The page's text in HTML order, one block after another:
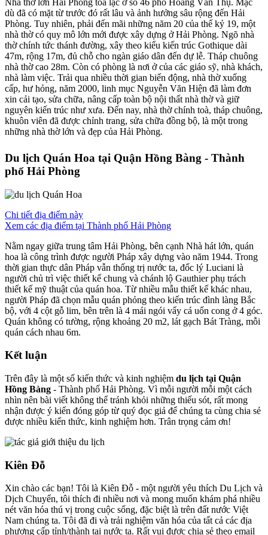
Nhà thờ lớn Hải Phòng toà lạc ở số 46 phố Hoàng Văn Thụ. Mặc
dù đã có mặt từ trước đó rất lâu và ảnh hưởng sâu rộng đến Hải
Phòng. Tuy nhiên, phải đến mãi những năm 20 của thế kỷ 19, một
nhà thờ có quy mô lớn mới được xây dựng ở Hải Phòng. Ngõ nhà
thờ chính tức thánh đường, xây theo kiểu kiến trúc Gothique dài
47m, rộng 17m, đủ chỗ cho ngàn giáo dân đến dự lễ. Tháp chuông
nhà thờ cao 28m. Còn có phòng là nơi ở của các giáo sỹ, nhà khách,
nhà làm việc. Trải qua nhiều thời gian biến động, nhà thờ xuống
cấp, hư hỏng, năm 2000, linh mục Nguyễn Văn Hiện đã làm đơn
xin cải tạo, sửa chữa, nâng cấp toàn bộ nội thất nhà thờ và giữ
nguyên kiến trúc như xưa. Đến nay, nhà thờ chính toà, tháp chuông,
khuôn viên đã được chỉnh trang, sửa chữa đồng bộ, là một trong
những nhà thờ lớn và đẹp của Hải Phòng.
Du lịch Quán Hoa tại Quận Hồng Bàng - Thành
phố Hải Phòng
Chi tiết địa điểm này
Xem các địa điểm tại Thành phố Hải Phòng
Nằm ngay giữa trung tâm Hải Phòng, bên cạnh Nhà hát lớn, quán
hoa là công trình được người Pháp xây dựng vào năm 1944. Trong
thời gian thực dân Pháp vẫn thống trị nước ta, đốc lý Luciani là
người chủ trì việc thiết kế chung và chánh lộ Gauthier phụ trách
thiết kế mỹ thuật của quán hoa. Từ nhiều mẫu thiết kế khác nhau,
người Pháp đã chọn mẫu quán phỏng theo kiến trúc đình làng Bắc
bộ, với 4 cột gỗ lim, bên trên là 4 mái ngói vẩy cá uốn cong ở 4 góc.
Quán không có tường, rộng khoảng 20 m2, lát gạch Bát Tràng, mỗi
quán cách nhau 6m.
Kết luận
Trên đây là một số kiến thức và kinh nghiệm du lịch tại Quận
Hồng Bàng - Thành phố Hải Phòng. Vì mỗi người mỗi một cách
nhìn nên bài viết không thể tránh khỏi những thiếu sót, rất mong
nhận được ý kiến đóng góp từ quý đọc giả để chúng ta cùng chia sẻ
được nhiều kiến thức, kinh nghiệm hơn. Trân trọng cảm ơn!
Kiên Đỗ
Xin chào các bạn! Tôi là Kiên Đỗ - một người yêu thích Du Lịch và
Dịch Chuyển, tôi thích đi nhiều nơi và mong muốn khám phá nhiều
nét văn hóa thú vị trong cuộc sống, đặc biệt là trên đất nước Việt
Nam chúng ta. Tôi đã đi và trải nghiệm văn hóa của tất cả các địa
phương cấp tỉnh/thành tại nước ta. Rất vui được chia sẻ theo email